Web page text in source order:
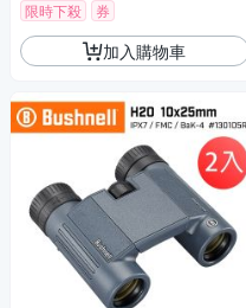
限時下殺
券
加入購物車